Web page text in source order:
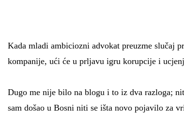
Kada mladi ambiciozni advokat preuzme slučaj
kompanije, ući će u prljavu igru korupcije i
Dugo me nije bilo na blogu i to iz dva razloga;
sam došao u Bosni niti se išta novo pojavilo za